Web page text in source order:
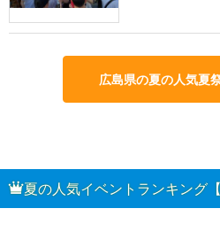
広島県の夏の人気夏
夏の人気イベントランキング【